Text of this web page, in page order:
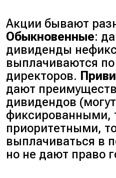
Акции бывают
Обыкновенные:
дивиденды
выплачиваются
директоров.
дают
дивидендов
фиксированными,
приоритетными,
выплачиваться в
но не дают право